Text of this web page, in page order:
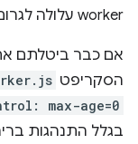
worker עלולה לגרום לעיכוב בעדכונים.
הסקריפט
max-age=0
בגלל התנהגות